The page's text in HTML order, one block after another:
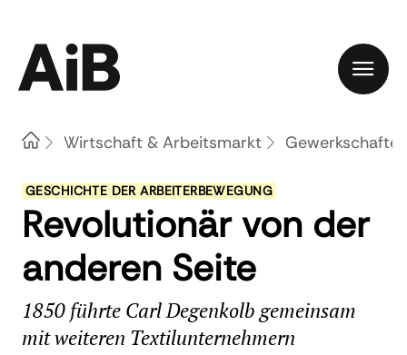
HomeWirtschaft & Arbeitsmarkt
GESCHICHTE DER ARBEITERBEWEGUNG
Revolutionär von der
anderen Seite
1850 führte Carl Degenkolb gemeinsam
mit weiteren Textilunternehmern